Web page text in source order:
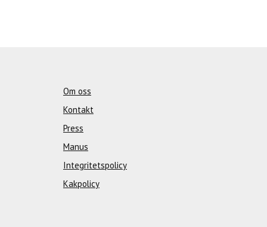
Om oss
Kontakt
Press
Manus
Integritetspolicy
Kakpolicy